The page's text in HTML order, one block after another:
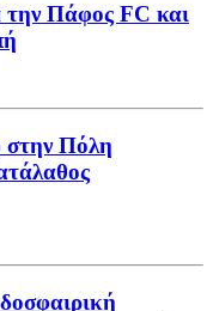
την Πάφος FC και
στην Πόλη